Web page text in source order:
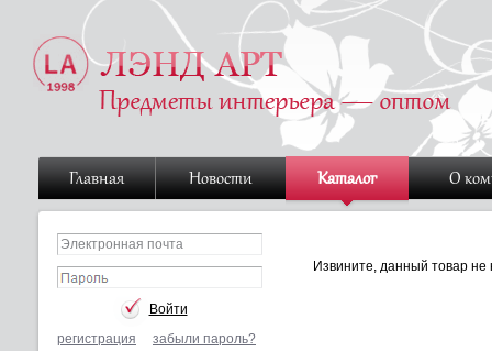
Главная Новости Каталог О
регистрация забыли пароль?
Извините, данный товар не